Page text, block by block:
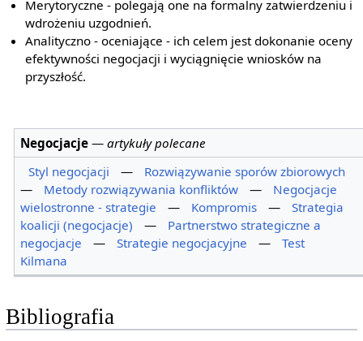
Merytoryczne - polegają one na formalny zatwierdzeniu i
wdrożeniu uzgodnień.
Analityczno - oceniające - ich celem jest dokonanie oceny
efektywności negocjacji i wyciągnięcie wniosków na
przyszłość.
Negocjacje —artykuły polecane
Styl negocjacji
—
Rozwiązywanie sporów zbiorowych
—
Metody rozwiązywania konfliktów —
Negocjacje
wielostronne - strategie
— Kompromis —
Strategia
koalicji (negocjacje)
—
Partnerstwo strategiczne a
negocjacje
— Strategie negocjacyjne —
Test
Kilmana
Bibliografia